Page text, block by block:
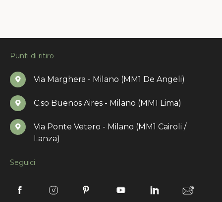
Punti di ritiro
Via Marghera - Milano (MM1 De Angeli)
C.so Buenos Aires - Milano (MM1 Lima)
Via Ponte Vetero - Milano (MM1 Cairoli /
Lanza)
Seguici